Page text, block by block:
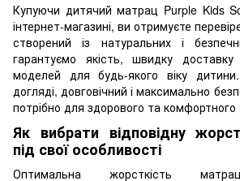
Купуючи дитячий матрац Purple Kids
інтернет-магазині, ви отримуєте
створений із натуральних і
гарантуємо якість, швидку
моделей для будь-якого віку
догляді, довговічний і максимально
потрібно для здорового та
Як вибрати відповідну
під свої особливості
Оптимальна жорсткість